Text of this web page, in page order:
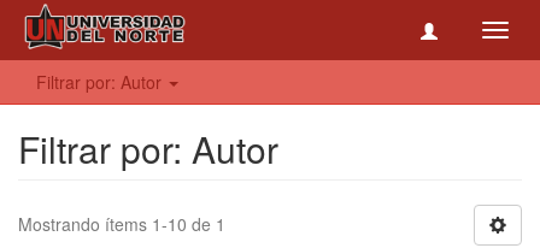
Filtrar por: Autor
Filtrar por: Autor
Mostrando ítems 1-10 de 1